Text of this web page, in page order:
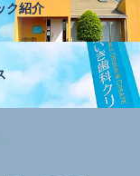
ク紹介